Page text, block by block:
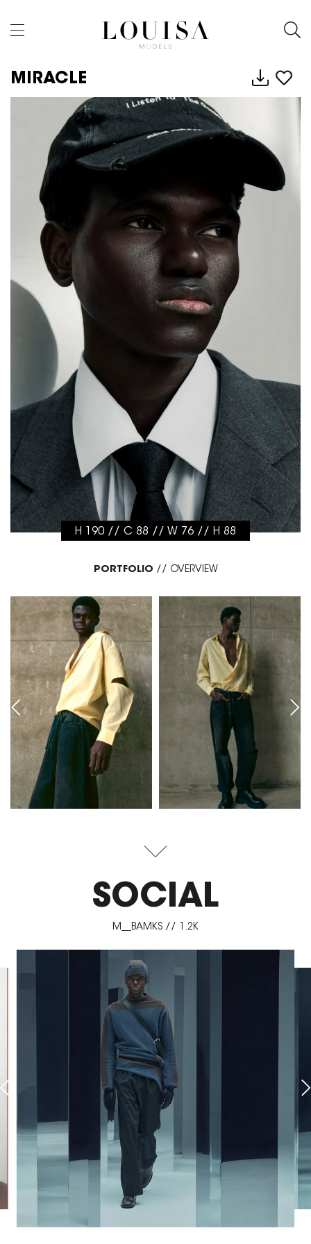
MIRACLE
H 190 // C 88 // W 76 // H 88
PORTFOLIO // OVERVIEW
SOCIAL
M__BAMKS // 1.2K